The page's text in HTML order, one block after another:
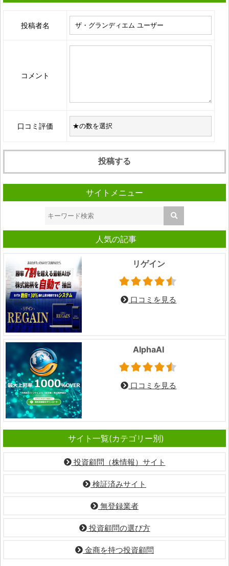
投稿者名
コメント
口コミ評価
サイトメニュー
人気の記事
リゲイン
口コミを見る
AlphaAI
口コミを見る
サイト一覧(カテゴリー別)
投資顧問（株情報）サイト
検証済みサイト
無登録業者
投資顧問の選び方
金商を持つ投資顧問